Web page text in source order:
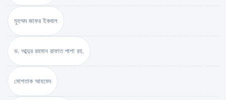
মুহম্মদ জাফর ইকবাল
ড. আব্দুর রহমান রাফাত পাশা রহ.
মোশতাক আহমেদ